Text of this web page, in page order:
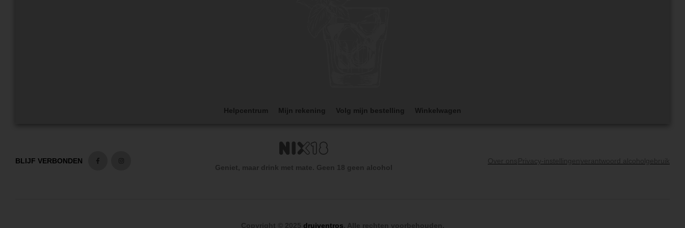
Helpcentrum Mijn rekening Volg mijn bestelling Winkelwagen
BLIJF VERBONDEN
Geniet, maar drink met mate. Geen 18 geen alcohol
Over ons Privacy-instellingen verantwoord alcoholgebruik
Copyright © 2025 druiventros. Alle rechten voorbehouden.